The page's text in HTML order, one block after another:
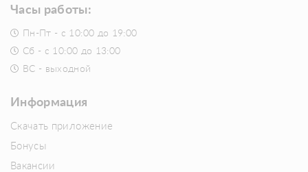
Часы работы:
Пн-Пт - с 10:00 до 19:00
Сб - с 10:00 до 13:00
ВС - выходной
Информация
Скачать приложение
Бонусы
Вакансии